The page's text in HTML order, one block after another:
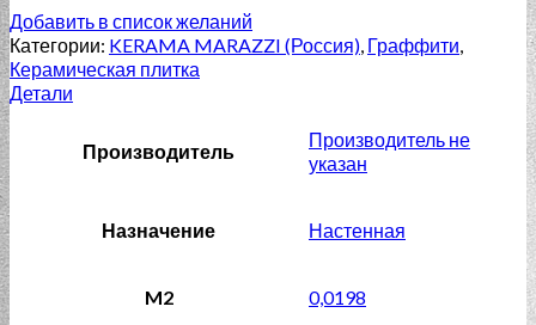
Добавить в список желаний
Категории: KERAMA MARAZZI (Россия), Граффити,
Керамическая плитка
Детали
Производитель
Производитель не
указан
Назначение Настенная
M2 0,0198